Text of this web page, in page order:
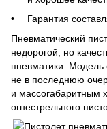
Гарантия
Пневматический
недорогой, но
пневматики. Модель
не в последнюю
и массогабаритным
огнестрельного